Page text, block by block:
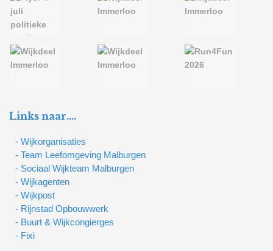
Links naar….
- Wijkorganisaties
- Team Leefomgeving Malburgen
- Sociaal Wijkteam Malburgen
- Wijkagenten
- Wijkpost
- Rijnstad Opbouwwerk
- Buurt & Wijkcongierges
- Fixi